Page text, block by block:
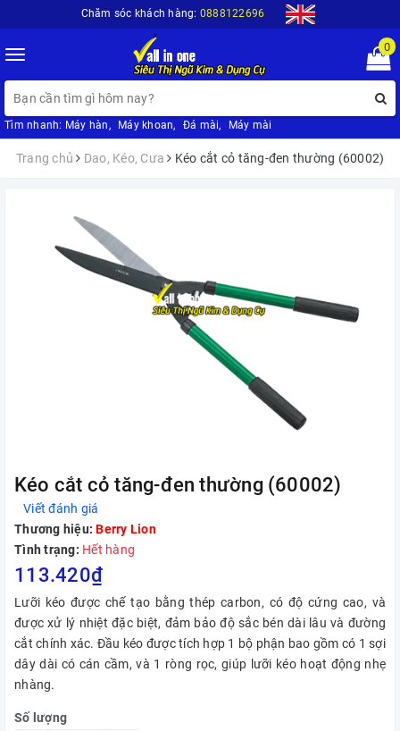
Chăm sóc khách hàng: 0888122696
Toggle
navigation
0
Tìm nhanh: Máy hàn, Máy khoan, Đá mài, Máy mài
Trang chủ Dao, Kéo, Cưa Kéo cắt cỏ tăng-đen thường (60002)
Kéo cắt cỏ tăng-đen thường (60002)
Viết đánh giá
Thương hiệu: Berry Lion
Tình trạng: Hết hàng
113.420₫
Lưỡi kéo được chế tạo bằng thép carbon, có độ cứng cao, và
được xử lý nhiệt đặc biệt, đảm bảo độ sắc bén dài lâu và đường
cắt chính xác. Đầu kéo được tích hợp 1 bộ phận bao gồm có 1 sợi
dây dài có cán cầm, và 1 ròng rọc, giúp lưỡi kéo hoạt động nhẹ
nhàng.
Số lượng